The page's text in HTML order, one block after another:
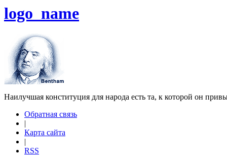
logo_name
Наилучшая конституция для народа есть та, к которой он
Обратная связь
|
Карта сайта
|
RSS